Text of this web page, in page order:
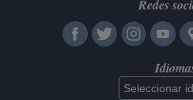
Redes